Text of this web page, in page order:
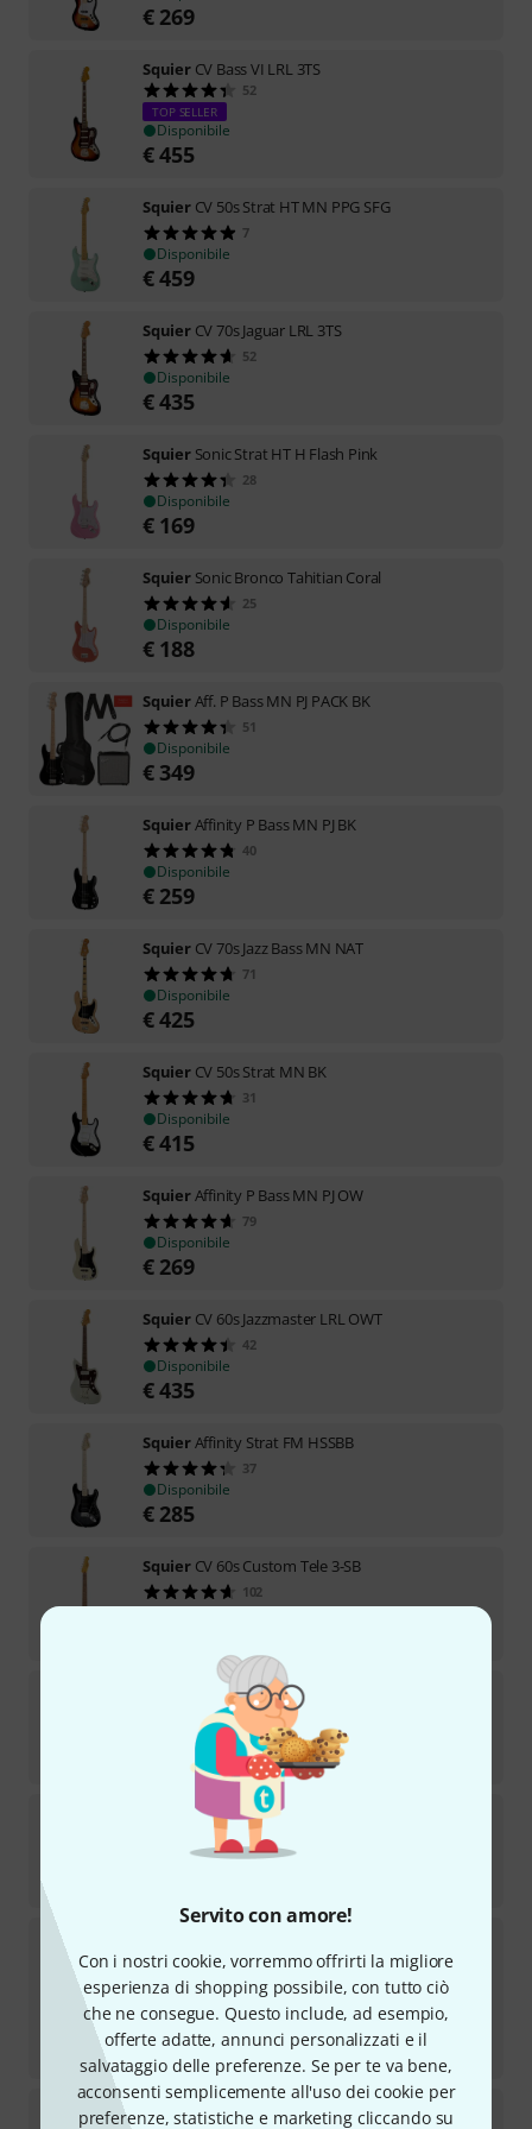
Servito con amore!
Con i nostri cookie, vorremmo offrirti la migliore
esperienza di shopping possibile, con tutto ciò
che ne consegue. Questo include, ad esempio,
offerte adatte, annunci personalizzati e il
salvataggio delle preferenze. Se per te va bene,
acconsenti semplicemente all'uso dei cookie per
preferenze, statistiche e marketing cliccando su
€ 269
Squier CV Bass VI LRL 3TS
52
TOP SELLER
Disponibile
€455
Squier CV 50s Strat HT MN PPG SFG
7
Disponibile
€459
Squier CV 70s Jaguar LRL 3TS
52
Disponibile
€435
Squier Sonic Strat HT H Flash Pink
28
Disponibile
€ 169
Squier Sonic Bronco Tahitian Coral
25
Disponibile
€ 188
SquierAff. P Bass MN PJ PACK BK
51
Disponibile
€ 349
SquierAffinity P Bass MN PJ BK
40
Disponibile
€ 259
Squier CV 70s Jazz Bass MN NAT
71
Disponibile
€425
Squier CV 50s Strat MN BK
31
Disponibile
€415
SquierAffinity P Bass MN PJ OW
79
Disponibile
€ 269
Squier CV 60s Jazzmaster LRL OWT
42
Disponibile
€435
SquierAffinity Strat FM HSSBB
37
Disponibile
€ 285
Squier CV 60s Custom Tele 3-SB
102
Disponibile
Affinity P Bass PJ LPB
38
Disponibile
269
Affinity ACT Jazz Bass MSF
5
Disponibile entro 1–2 settimane
23
Disponibile entro 2–3 settimane
€159
Miglior prezzo degli ultimi 30 giorni
€
168
-5%
CV 60s Mustang Bass OW